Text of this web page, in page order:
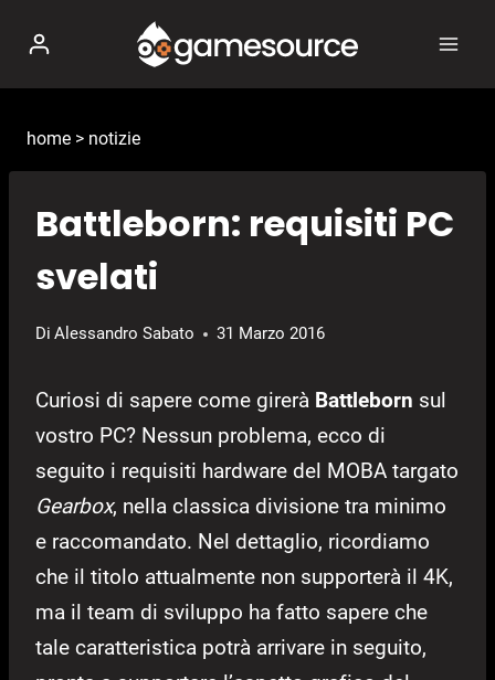
contenuto
home > notizie
Battleborn: requisiti PC
svelati
Di Alessandro Sabato 31 Marzo 2016
Curiosi di sapere come girerà Battleborn sul
vostro PC? Nessun problema, ecco di
seguito i requisiti hardware del MOBA targato
Gearbox, nella classica divisione tra minimo
e raccomandato. Nel dettaglio, ricordiamo
che il titolo attualmente non supporterà il 4K,
ma il team di sviluppo ha fatto sapere che
tale caratteristica potrà arrivare in seguito,